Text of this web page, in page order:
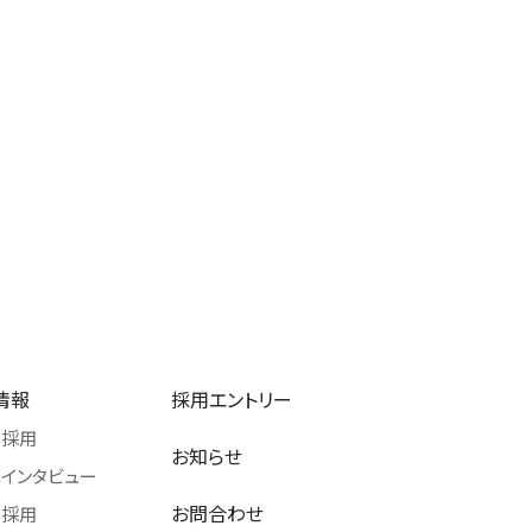
報
用
ンタビュー
用
採用エントリー
お知らせ
お問合わせ